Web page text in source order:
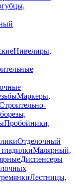
Нивелиры,
Маркеры,
Пробойники,
Отделочный
Малярный,
Диспенсеры
Лестницы,